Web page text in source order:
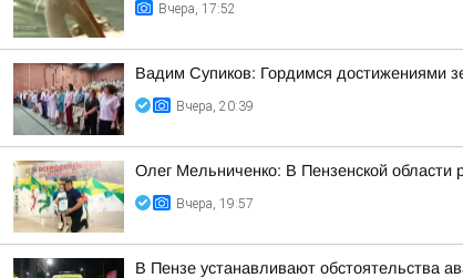
Вчера, 17:52
Вадим Супиков: Гордимся достижениями
Вчера, 20:39
Олег Мельниченко: В Пензенской области
Вчера, 19:57
В Пензе устанавливают обстоятельства